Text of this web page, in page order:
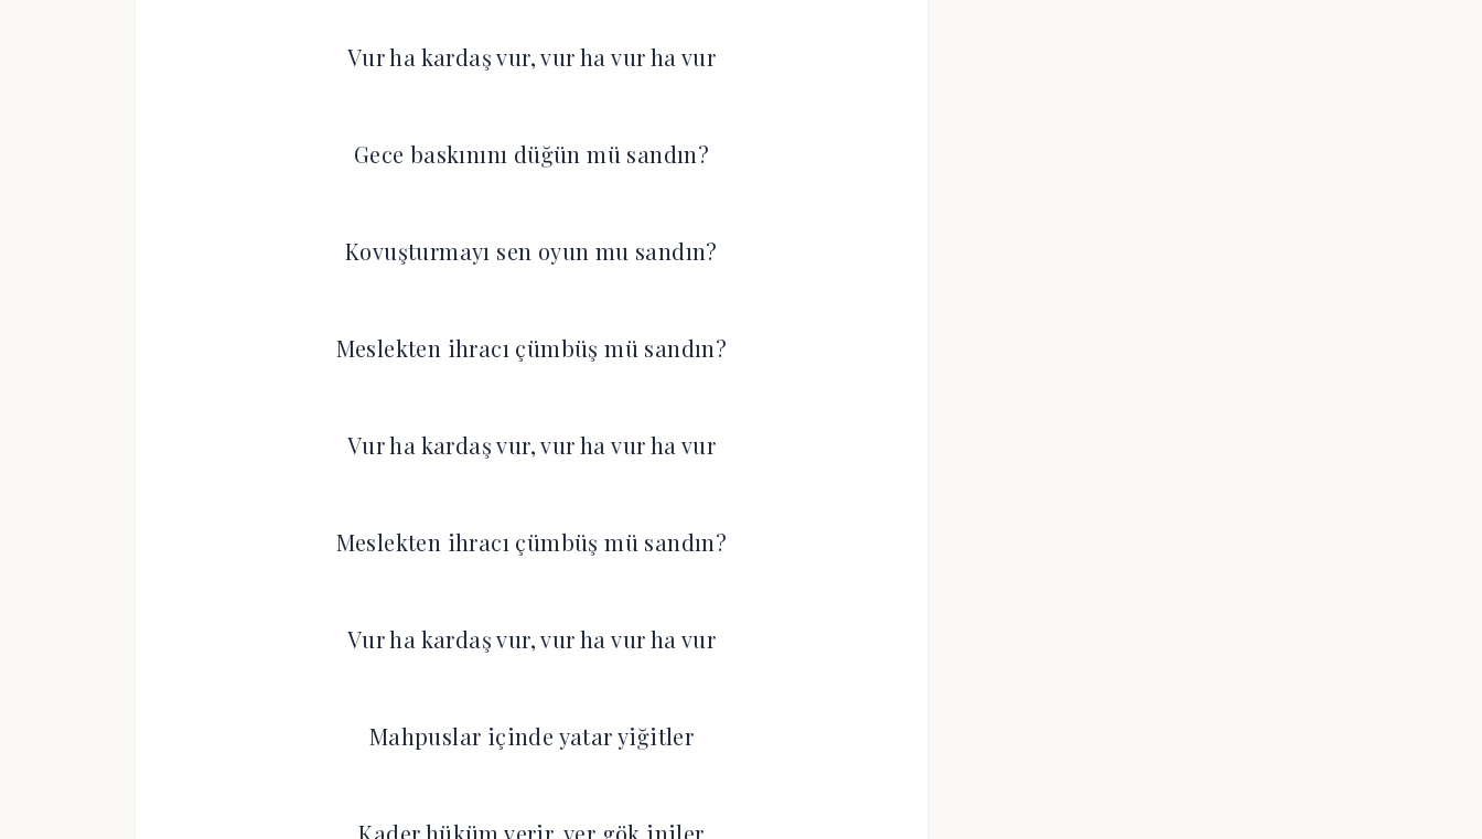
Vur ha kardaş vur, vur ha vur ha vur
Gece baskınını düğün mü sandın?
Kovuşturmayı sen oyun mu sandın?
Meslekten ihracı çümbüş mü sandın?
Vur ha kardaş vur, vur ha vur ha vur
Meslekten ihracı çümbüş mü sandın?
Vur ha kardaş vur, vur ha vur ha vur
Mahpuslar içinde yatar yiğitler
Kader hüküm verir, yer gök iniler